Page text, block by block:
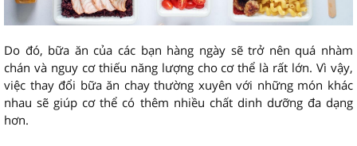
Do đó, bữa ăn của các bạn hàng ngày sẽ trở nên quá nhàm
chán và nguy cơ thiếu năng lượng cho cơ thể là rất lớn. Vì vậy,
việc thay đổi bữa ăn chay thường xuyên với những món khác
nhau sẽ giúp cơ thể có thêm nhiều chất dinh dưỡng đa dạng
hơn.